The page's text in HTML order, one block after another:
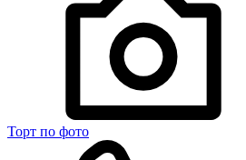
Торт по фото